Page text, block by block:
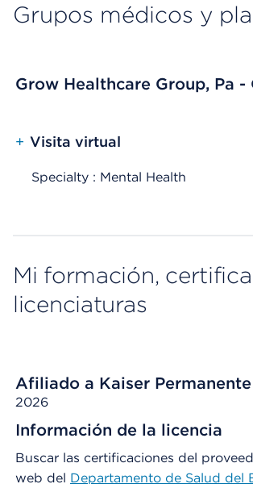
Grupos médicos y
Grow Healthcare Group, Pa -
+ Visita virtual
Specialty : Mental Health
Mi formación,
licenciaturas
Afiliado a Kaiser
2026
Información de la licencia
Buscar las certificaciones del
web del Departamento de Salud del